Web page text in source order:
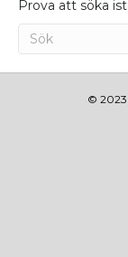
Prova att söka
© 2023